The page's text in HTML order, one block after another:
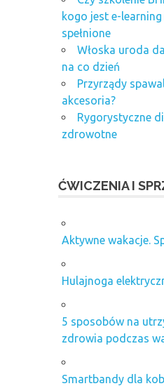
kogo jest e-
spełnione
Włoska uroda
na co dzień
Przyrządy
akcesoria?
Rygorystyczne
zdrowotne
ĆWICZENIA I
Aktywne wakacje.
Hulajnoga
5 sposobów na
zdrowia podczas
Smartbandy dla